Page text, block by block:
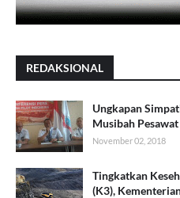
REDAKSIONAL
Ungkapan
Musibah
November 02, 2018
Tingkatkan
(K3),